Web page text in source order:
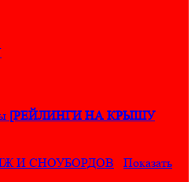
[РЕЙЛИНГИ НА КРЫШУ
И СНОУБОРДОВ
Показать